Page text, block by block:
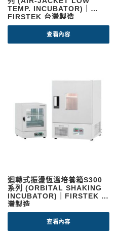
TEMP. INCUBATOR)｜
FIRSTEK 台灣製造
查看內容
迴轉式振盪恆溫培養箱S300
系列 (ORBITAL SHAKING
INCUBATOR)｜FIRSTEK 台
灣製造
查看內容